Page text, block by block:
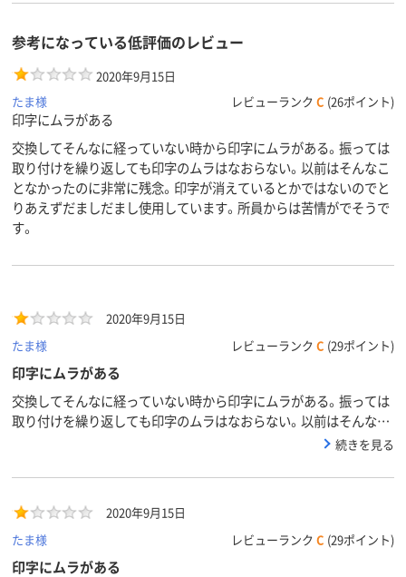
参考になっている低評価のレビュー
2020年9月15日
たま様
レビューランク C (26ポイント)
印字にムラがある
交換してそんなに経っていない時から印字にムラがある。振っては
取り付けを繰り返しても印字のムラはなおらない。以前はそんなこ
となかったのに非常に残念。印字が消えているとかではないのでと
りあえずだましだまし使用しています。所員からは苦情がでそうで
す。
2020年9月15日
たま様
レビューランク C (29ポイント)
印字にムラがある
交換してそんなに経っていない時から印字にムラがある。振っては
取り付けを繰り返しても印字のムラはなおらない。以前はそんなこ
となかったのに非常に残念。印字が消えているとかではないのでと
す。
続きを見る
2020年9月15日
たま様
レビューランク C (29ポイント)
印字にムラがある